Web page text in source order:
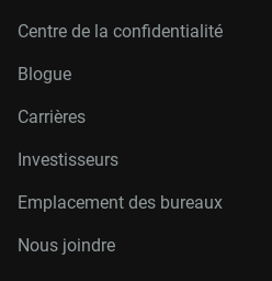
Centre de la confidentialité
Blogue
Carrières
Investisseurs
Emplacement des bureaux
Nous joindre